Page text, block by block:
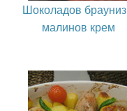
Шоколадов
малинов крем